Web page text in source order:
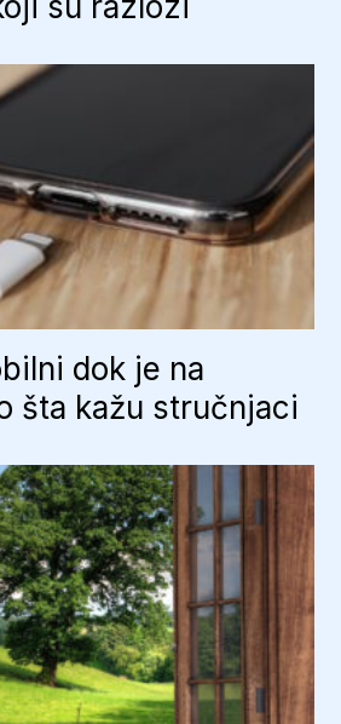
dok je na
šta kažu stručnjaci